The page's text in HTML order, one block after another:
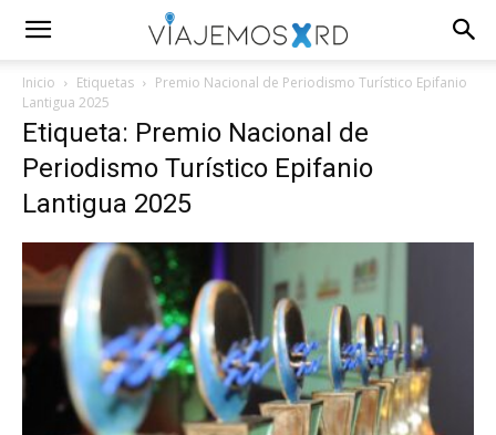
Inicio Etiquetas
Premio Nacional de Periodismo Turístico Epifanio
Lantigua 2025
Etiqueta: Premio Nacional de
Periodismo Turístico Epifanio
Lantigua 2025